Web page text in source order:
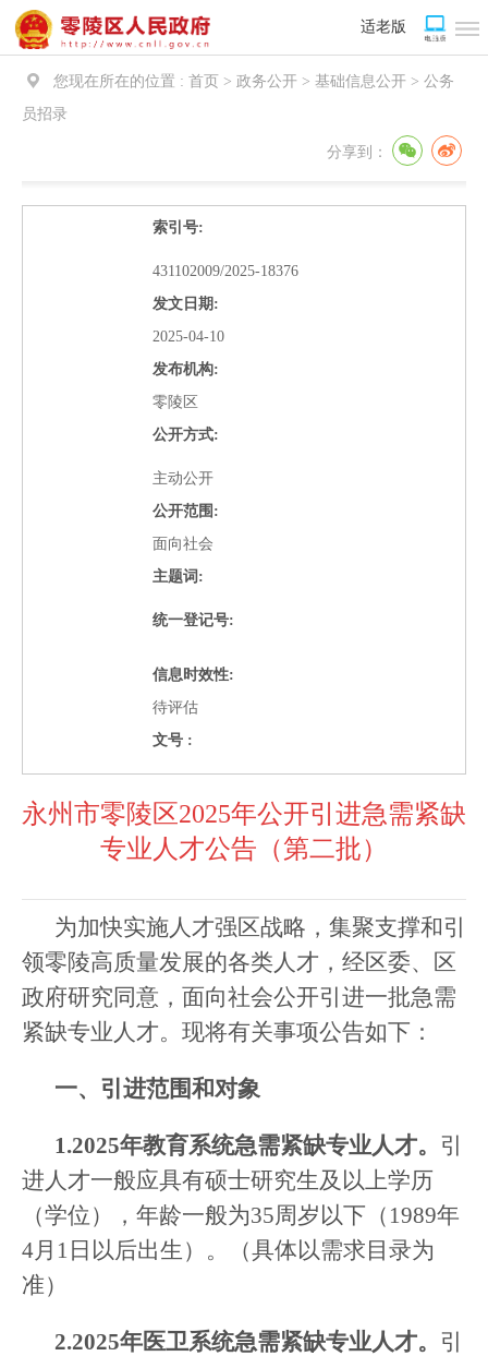
您现在所在的位置 : 首页 > 政务公开 > 基础信息公开 > 公务
员招录
分享到：
索引号:
431102009/2025-18376
发文日期:
2025-04-10
发布机构:
零陵区
公开方式:
主动公开
公开范围:
面向社会
主题词:
统一登记号:
信息时效性:
待评估
文号 :
永州市零陵区2025年公开引进急需紧缺
专业人才公告（第二批）
为加快实施人才强区战略，集聚支撑和引
领零陵高质量发展的各类人才，经区委、区
政府研究同意，面向社会公开引进一批急需
紧缺专业人才。现将有关事项公告如下：
一、引进范围和对象
1.2025年教育系统急需紧缺专业人才。 引
进人才一般应具有硕士研究生及以上学历
（学位），年龄一般为35周岁以下（1989年
4月1日以后出生）。（具体以需求目录为
准）
2.2025年医卫系统急需紧缺专业人才。 引
适老版